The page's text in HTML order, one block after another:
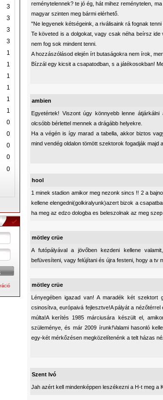
3
3
3
3
1
1
1
1
1
1
0
0
0
0
0
reménytelennek? te jó ég, hát mihez reménytelen,
magyar szinten meg bármi elérhető.
"Ne legyenek kétségeink, a riválisaink rá fognak tenni
Te követed is a dolgokat, vagy csak néha beírsz
nem fog sok mindent tenni.
A hozzászólásod elején írt butaságokra nem írok,
Bízzál egy kicsit a csapatodban, s a játékosokban!
ambien
Egyetértek! Viszont úgy könnyebb lenne
olcsóbb bérlettel mennek a drágább helyekre.
Ha a végén is így marad a tabella, akkor biztos
mind vendég oldalon tömött szektorok fogadják majd
hool
1 minek stadion amikor meg nezonk sincs !! 2 a
kellene elengedni(golkiralyunk)azert bizok a
ha meg az edzo dologba es beleszolnak az meg
mötley crüe
A futópályával a jövőben kezdeni kellene
befüvesíteni, vagy felújítani és újra festeni, hogy a tv
mötley crüe
Lényegében igazad van! A maradék két
csinosítva, európaivá fejlesztve!A pályát a
múlta!A kerítés 1985 márciusára készült el,
szüleménye, és már 2009 írunk!Valami hasonló
egy-két mérkőzésen megközelítenénk a telt házas
Szent Ivó
Jah azért kell mindenképpen leszékezni a H-t meg a